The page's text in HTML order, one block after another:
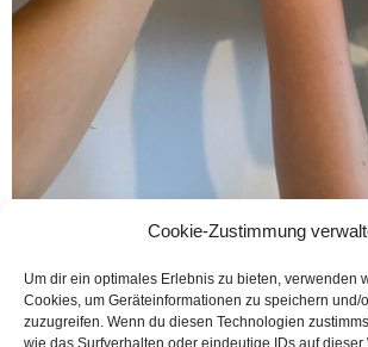
Cookie-Zustimmung
Um dir ein optimales Erlebnis zu bieten, verwenden
Cookies, um Geräteinformationen zu speichern und/
zuzugreifen. Wenn du diesen Technologien
wie das Surfverhalten oder eindeutige IDs auf dieser